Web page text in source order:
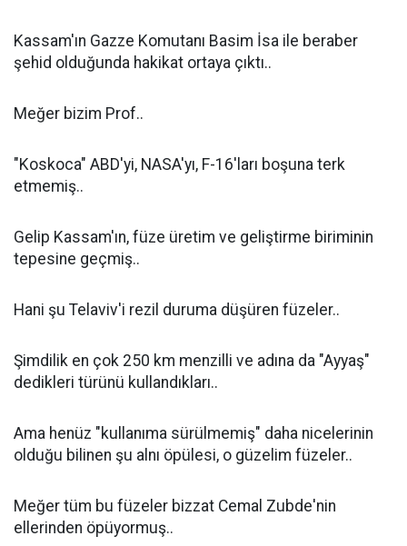
Kassam'ın Gazze Komutanı Basim İsa ile beraber
şehid olduğunda hakikat ortaya çıktı..
Meğer bizim Prof..
"Koskoca" ABD'yi, NASA'yı, F-16'ları boşuna terk
etmemiş..
Gelip Kassam'ın, füze üretim ve geliştirme biriminin
tepesine geçmiş..
Hani şu Telaviv'i rezil duruma düşüren füzeler..
Şimdilik en çok 250 km menzilli ve adına da "Ayyaş"
dedikleri türünü kullandıkları..
Ama henüz "kullanıma sürülmemiş" daha nicelerinin
olduğu bilinen şu alnı öpülesi, o güzelim füzeler..
Meğer tüm bu füzeler bizzat Cemal Zubde'nin
ellerinden öpüyormuş..